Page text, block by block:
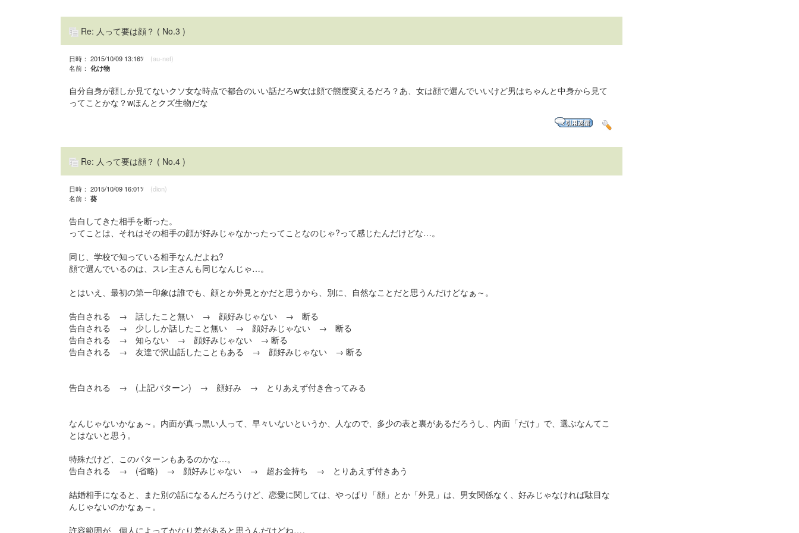
Re: 人って要は顔？ ( No.3 )
日時： 2015/10/09 13:16ﾂ (au-net)
名前： 化け物
自分自身が顔しか見てないクソ女な時点で都合のいい話だろw女は顔で態度変えるだろ？あ、女は顔で選んでいいけど男はちゃんと中身から見て
ってことかな？wほんとクズ生物だな
Re: 人って要は顔？ ( No.4 )
日時： 2015/10/09 16:01ﾂ (dion)
名前： 葵
告白してきた相手を断った。
ってことは、それはその相手の顔が好みじゃなかったってことなのじゃ?って感じたんだけどな…。
同じ、学校で知っている相手なんだよね?
顔で選んでいるのは、スレ主さんも同じなんじゃ…。
とはいえ、最初の第一印象は誰でも、顔とか外見とかだと思うから、別に、自然なことだと思うんだけどなぁ～。
告白される → 話したこと無い → 顔好みじゃない → 断る
告白される → 少ししか話したこと無い → 顔好みじゃない → 断る
告白される → 知らない → 顔好みじゃない → 断る
告白される → 友達で沢山話したこともある → 顔好みじゃない → 断る
告白される → (上記パターン) → 顔好み → とりあえず付き合ってみる
なんじゃないかなぁ～。内面が真っ黒い人って、早々いないというか、人なので、多少の表と裏があるだろうし、内面「だけ」で、選ぶなんてこ
とはないと思う。
特殊だけど、このパターンもあるのかな…。
告白される → (省略) → 顔好みじゃない → 超お金持ち → とりあえず付きあう
結婚相手になると、また別の話になるんだろうけど、恋愛に関しては、やっぱり「顔」とか「外見」は、男女関係なく、好みじゃなければ駄目な
んじゃないのかなぁ～。
許容範囲が、個人によってかなり差があると思うんだけどね…。